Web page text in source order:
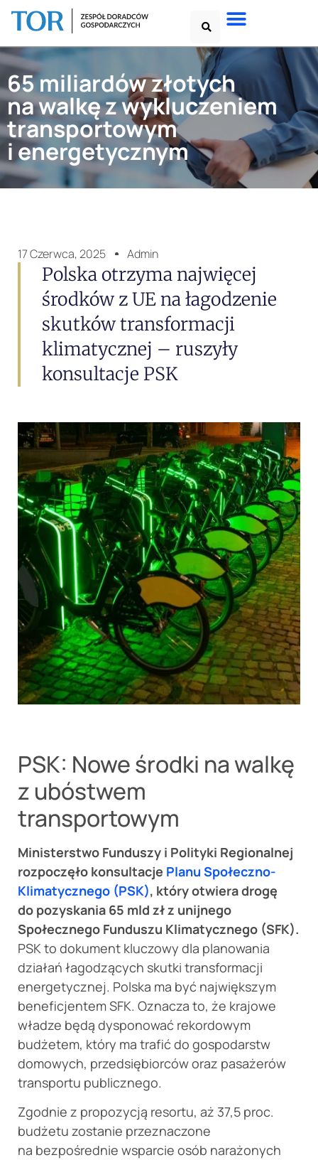
65 miliardów złotych
na walkę z wykluczeniem
transportowym
i energetycznym
17 Czerwca, 2025 Admin
Polska otrzyma najwięcej
środków z UE na łagodzenie
skutków transformacji
klimatycznej – ruszyły
konsultacje PSK
PSK: Nowe środki na walkę
z ubóstwem
transportowym
Ministerstwo Funduszy i Polityki Regionalnej
rozpoczęło konsultacje Planu Społeczno-
Klimatycznego (PSK), który otwiera drogę
do pozyskania 65 mld zł z unijnego
Społecznego Funduszu Klimatycznego (SFK).
PSK to dokument kluczowy dla planowania
działań łagodzących skutki transformacji
energetycznej. Polska ma być największym
beneficjentem SFK. Oznacza to, że krajowe
władze będą dysponować rekordowym
budżetem, który ma trafić do gospodarstw
domowych, przedsiębiorców oraz pasażerów
transportu publicznego.
Zgodnie z propozycją resortu, aż 37,5 proc.
budżetu zostanie przeznaczone
na bezpośrednie wsparcie osób narażonych